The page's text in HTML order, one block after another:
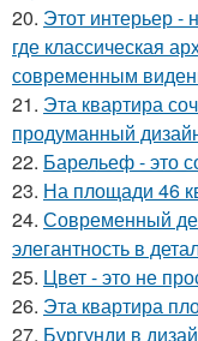
20. Этот интерьер -
где классическая
современным
21. Эта квартира
продуманный
22. Барельеф - это
23. На площади 46
24. Современный
элегантность в
25. Цвет - это не
26. Эта квартира
27. Бургунди в